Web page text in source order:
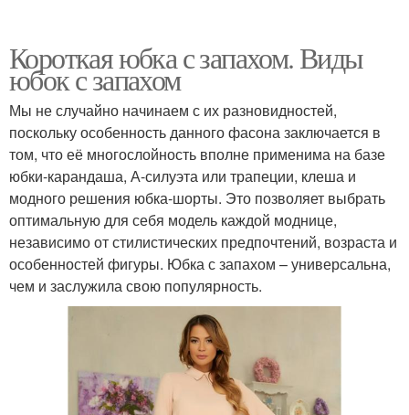
Короткая юбка с запахом. Виды
юбок с запахом
Мы не случайно начинаем с их разновидностей,
поскольку особенность данного фасона заключается в
том, что её многослойность вполне применима на базе
юбки-карандаша, А-силуэта или трапеции, клеша и
модного решения юбка-шорты. Это позволяет выбрать
оптимальную для себя модель каждой моднице,
независимо от стилистических предпочтений, возраста и
особенностей фигуры. Юбка с запахом – универсальна,
чем и заслужила свою популярность.